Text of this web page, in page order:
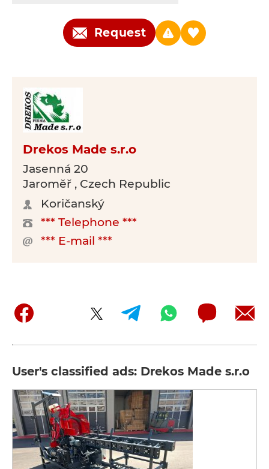
Request
Drekos Made s.r.o
Jasenná 20
Jaroměř , Czech Republic
Koričanský
*** Telephone ***
*** E-mail ***
User's classified ads: Drekos Made s.r.o